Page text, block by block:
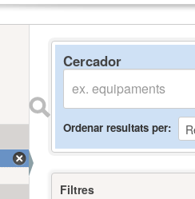
Cercador
Ordenar resultats per
Filtres